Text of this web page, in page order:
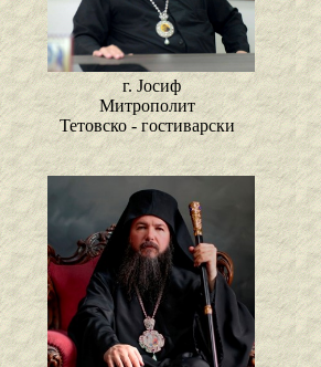
г. Јосиф
Митрополит
Тетовско - гостиварски